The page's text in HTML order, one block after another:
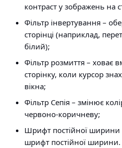
контраст у зображень на
Фільтр інвертування–
сторінці (наприклад,
білий);
Фільтр розмиття– ховає
сторінку, коли курсор
вікна;
Фільтр Сепія– змінює
червоно-коричневу;
Шрифт постійної ширини
шрифт постійної